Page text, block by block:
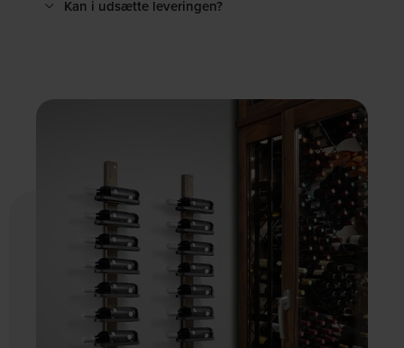
Kan i udsætte leveringen?